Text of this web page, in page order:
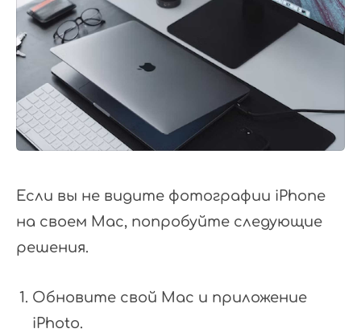
Если вы не видите фотографии iPhone
на своем Mac, попробуйте следующие
решения.
Обновите свой Mac и приложение
iPhoto.